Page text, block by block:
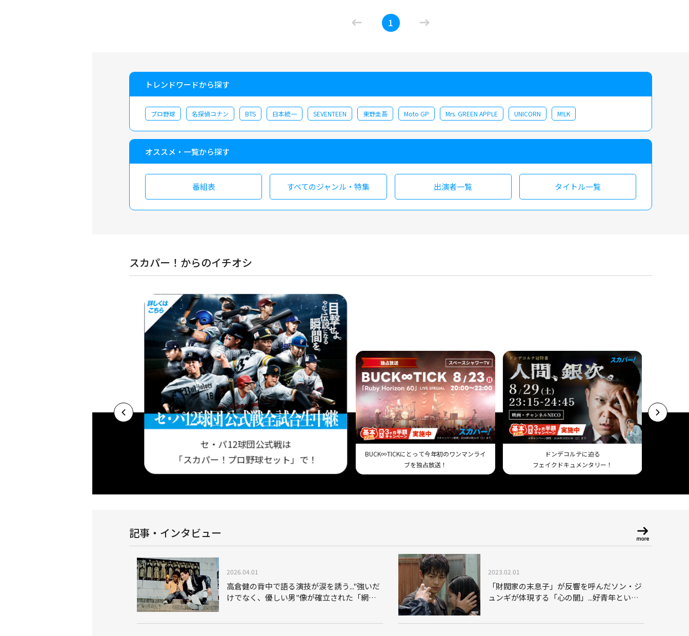
いこと を知った光彦は、犯人は地元の人だと確信する。 数日後、東京から来たルポライター・野村（並樹史朗）が志摩半島
の英虞湾で謎の死を遂げる。二つの事件に関連性 を感じた光彦は、袴田と野村の経歴を調べる。すると、二人に共通の地名
1
トレンドワードから探す
プロ野球 名探偵コナン BTS 日本統一 SEVENTEEN 東野圭吾 Moto GP Mrs. GREEN APPLE UNICORN M!LK
オススメ・一覧から探す
番組表 すべてのジャンル・特集 出演者一覧 タイトル一覧
スカパー！からのイチオシ
セ・パ12球団公式戦は
「スカパー！プロ野球セット」で！
BUCK∞TICKにとって今年初のワンマンライ
ブを独占放送！
ドンデコルテに迫る
フェイクドキュメンタリー！
記事・インタビュー
2026.04.01
高倉健の背中で語る演技が涙を誘う..."強いだ
けでなく、優しい男"像が確立された「網走
2023.02.01
「財閥家の末息子」が反響を呼んだソン・ジ
ュンギが体現する「心の闇」...好青年という